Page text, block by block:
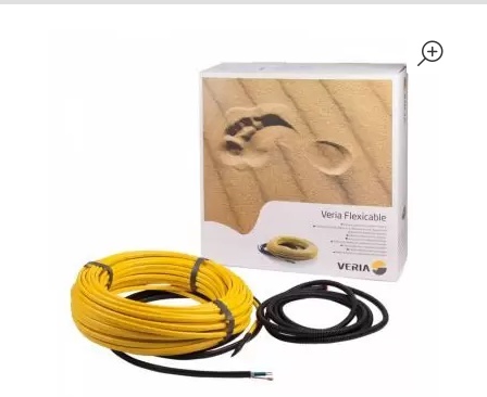
Изготовление ключей
Металлообработка
Подбор краски (колеровка)
Поклейка обоев